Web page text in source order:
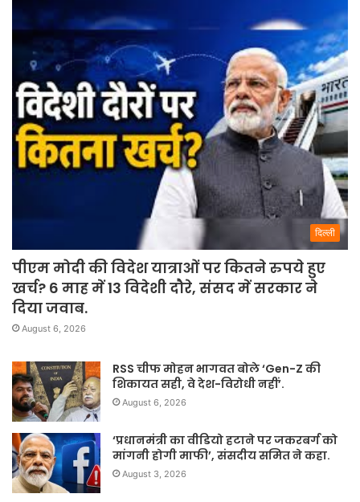
दिल्ली
पीएम मोदी की विदेश यात्राओं पर कितने रुपये हुए
खर्च? 6 माह में 13 विदेशी दौरे, संसद में सरकार ने
दिया जवाब.
August 6, 2026
RSS चीफ मोहन भागवत बोले ‘Gen-Z की
शिकायत सही, वे देश-विरोधी नहीं’.
August 6, 2026
‘प्रधानमंत्री का वीडियो हटाने पर जकरबर्ग को
मांगनी होगी माफी’, संसदीय समित ने कहा.
August 3, 2026